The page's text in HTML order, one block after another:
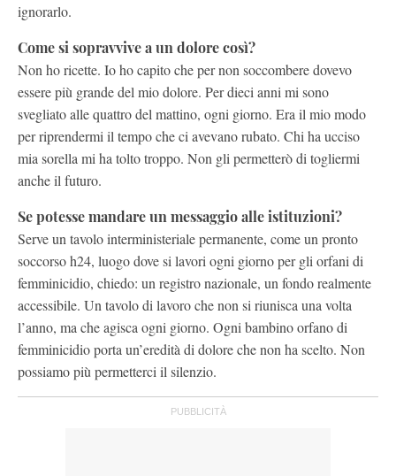
ignorarlo.
Come si sopravvive a un dolore così?
Non ho ricette. Io ho capito che per non soccombere dovevo
essere più grande del mio dolore. Per dieci anni mi sono
svegliato alle quattro del mattino, ogni giorno. Era il mio modo
per riprendermi il tempo che ci avevano rubato. Chi ha ucciso
mia sorella mi ha tolto troppo. Non gli permetterò di togliermi
anche il futuro.
Se potesse mandare un messaggio alle istituzioni?
Serve un tavolo interministeriale permanente, come un pronto
soccorso h24, luogo dove si lavori ogni giorno per gli orfani di
femminicidio, chiedo: un registro nazionale, un fondo realmente
accessibile. Un tavolo di lavoro che non si riunisca una volta
l’anno, ma che agisca ogni giorno. Ogni bambino orfano di
femminicidio porta un’eredità di dolore che non ha scelto. Non
possiamo più permetterci il silenzio.